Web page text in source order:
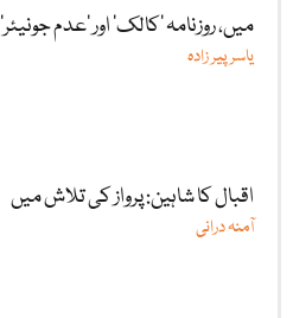
میں، روزنامہ ’کالک‘ اور ’عدم جونیئر‘
یاسر پیر زادہ
اقبال کا شاہین: پرواز کی تلاش میں
آمنہ درانی